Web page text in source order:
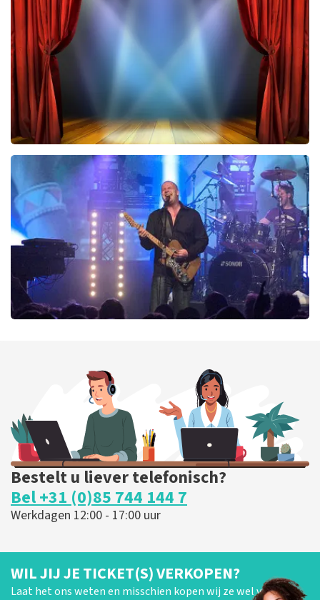
423 laatste 30 minuten
BESTEL NU
40 45 De Musical
290laatste 30 minuten
BESTEL NU
BESTEL NU
Bestelt u liever telefonisch?
Bel +31 (0)85 744 144 7
Werkdagen 12:00 - 17:00 uur
WIL JIJ JE TICKET(S) VERKOPEN?
Laat het ons weten en misschien kopen wij ze wel van je!